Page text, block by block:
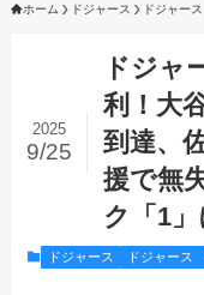
ホーム ドジャース ドジャー
ドジャ
利！大
到達、
援で無
ク「1
2025
9/25
ドジャース ドジャース